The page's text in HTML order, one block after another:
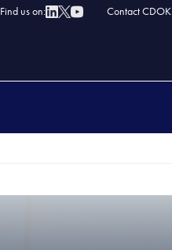
Find us on: Contact CDOK